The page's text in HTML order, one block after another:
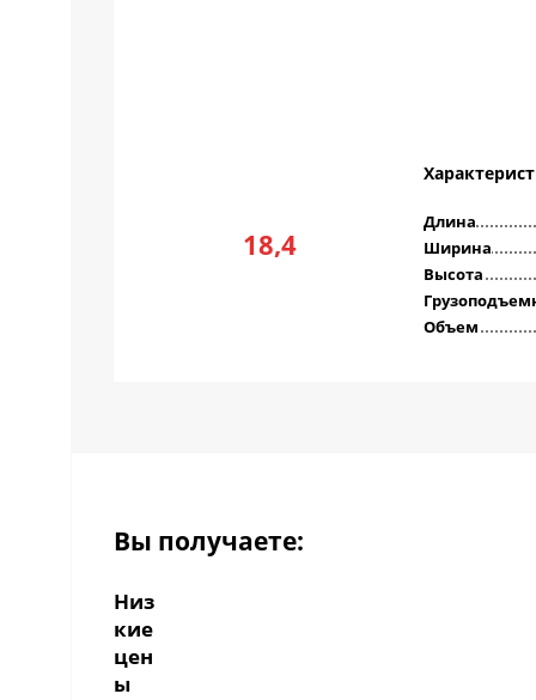
18,4
Длина
Ширина
Высота
Объем
Вы получаете:
Низ
кие
цен
ы